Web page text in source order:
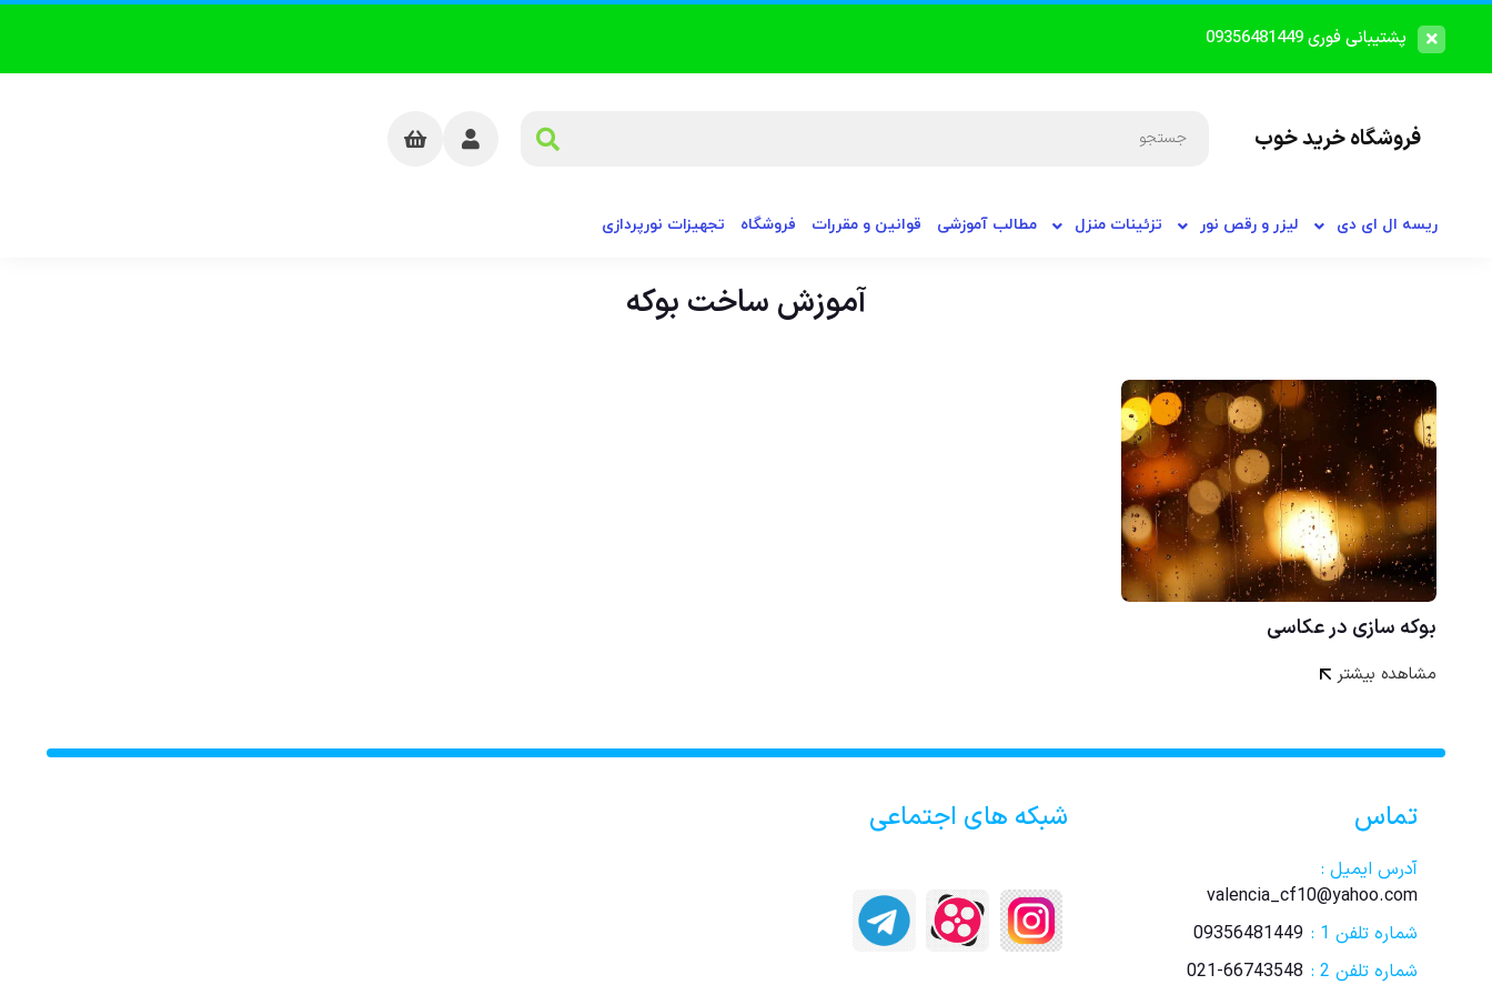
پشتیبانی فوری 09356481449
فروشگاه خرید خوب
ریسه ال ای دی لیزر و رقص نور تزئینات منزل مطالب آموزشی قوانین و مقررات فروشگاه تجهیزات نورپردازی
آموزش ساخت بوکه
بوکه سازی در عکاسی
مشاهده بیشتر
تماس
آدرس ایمیل :
valencia_cf10@yahoo.com
شماره تلفن 1 :
09356481449
شماره تلفن 2 :
021-66743548
شبکه های اجتماعی